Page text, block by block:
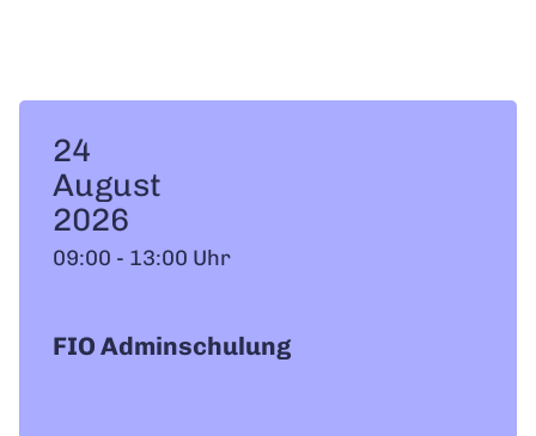
24
August
2026
09:00 - 13:00 Uhr
FIO Adminschulung